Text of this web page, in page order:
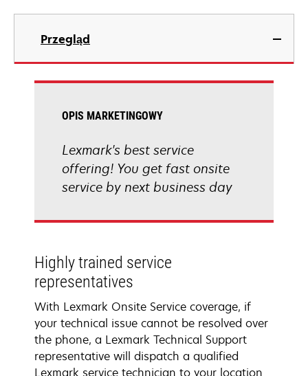
Przegląd
OPIS MARKETINGOWY
Lexmark's best service
offering! You get fast onsite
service by next business day
Highly trained service
representatives
With Lexmark Onsite Service coverage, if
your technical issue cannot be resolved over
the phone, a Lexmark Technical Support
representative will dispatch a qualified
Lexmark service technician to your location